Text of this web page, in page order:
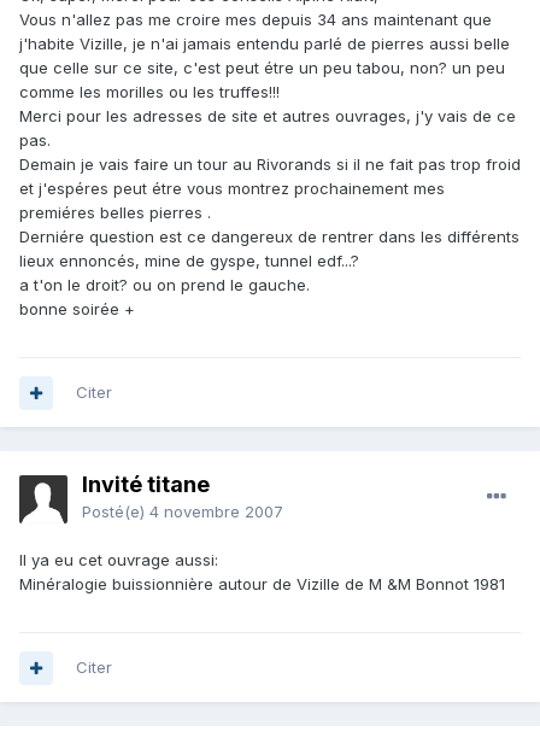
Vous n'allez pas me croire mes depuis 34 ans maintenant que
j'habite Vizille, je n'ai jamais entendu parlé de pierres aussi belle
que celle sur ce site, c'est peut étre un peu tabou, non? un peu
comme les morilles ou les truffes!!!
Merci pour les adresses de site et autres ouvrages, j'y vais de ce
pas.
Demain je vais faire un tour au Rivorands si il ne fait pas trop froid
et j'espéres peut étre vous montrez prochainement mes
premiéres belles pierres .
Derniére question est ce dangereux de rentrer dans les différents
lieux ennoncés, mine de gyspe, tunnel edf...?
a t'on le droit? ou on prend le gauche.
bonne soirée +
Citer
Invité titane
Posté(e) 4 novembre 2007
Il ya eu cet ouvrage aussi:
Minéralogie buissionnière autour de Vizille de M &M Bonnot 1981
Citer